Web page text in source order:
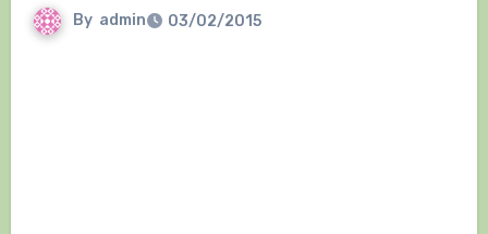
By admin 03/02/2015